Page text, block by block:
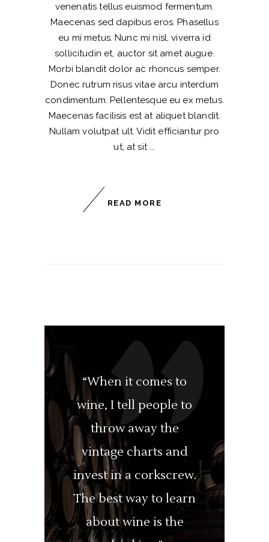
venenatis tellus euismod fermentum.
Maecenas sed dapibus eros. Phasellus
eu mi metus. Nunc mi nisl, viverra id
sollicitudin et, auctor sit amet augue.
Morbi blandit dolor ac rhoncus semper.
Donec rutrum risus vitae arcu interdum
condimentum. Pellentesque eu ex metus.
Maecenas facilisis est at aliquet blandit.
Nullam volutpat ult. Vidit efficiantur pro
ut, at sit
READ MORE
“When it comes to
wine, I tell people to
throw away the
vintage charts and
invest in a corkscrew.
The best way to learn
about wine is the